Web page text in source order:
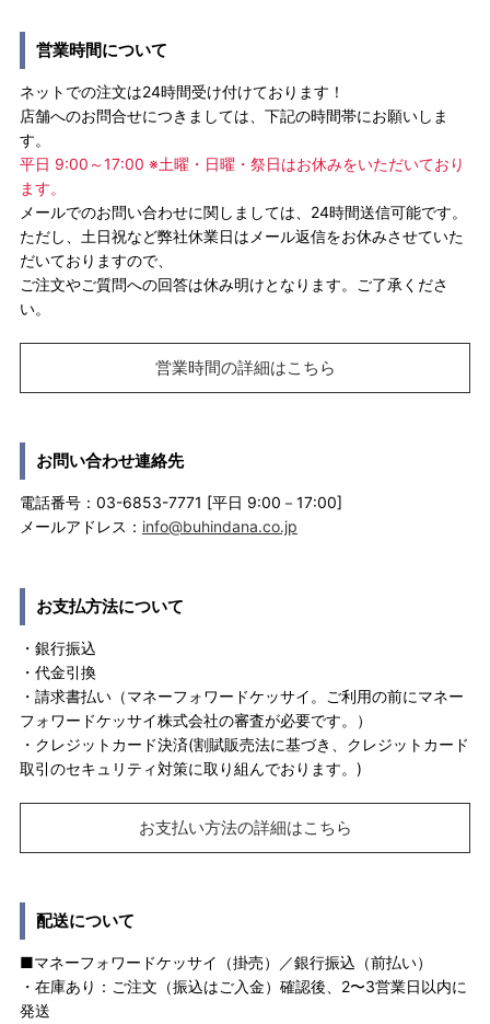
営業時間について
ネットでの注文は24時間受け付けております！
店舗へのお問合せにつきましては、下記の時間帯にお願いしま
す。
平日 9:00～17:00 ※土曜・日曜・祭日はお休みをいただいており
ます。
メールでのお問い合わせに関しましては、24時間送信可能です。
ただし、土日祝など弊社休業日はメール返信をお休みさせていた
だいておりますので、
ご注文やご質問への回答は休み明けとなります。ご了承くださ
い。
営業時間の詳細はこちら
お問い合わせ連絡先
電話番号：03-6853-7771 [平日 9:00－17:00]
メールアドレス： info@buhindana.co.jp
お支払方法について
・銀行振込
・代金引換
・請求書払い（マネーフォワードケッサイ。ご利用の前にマネー
フォワードケッサイ株式会社の審査が必要です。）
・クレジットカード決済(割賦販売法に基づき、クレジットカード
取引のセキュリティ対策に取り組んでおります。)
お支払い方法の詳細はこちら
配送について
■マネーフォワードケッサイ（掛売）／銀行振込（前払い）
・在庫あり：ご注文（振込はご入金）確認後、2〜3営業日以内に
発送